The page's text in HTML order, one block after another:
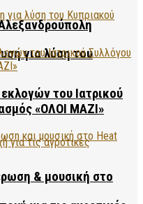
για λύση του
του Ιατρικού
«ΟΛΟΙ ΜΑΖΙ»
& μουσική στο